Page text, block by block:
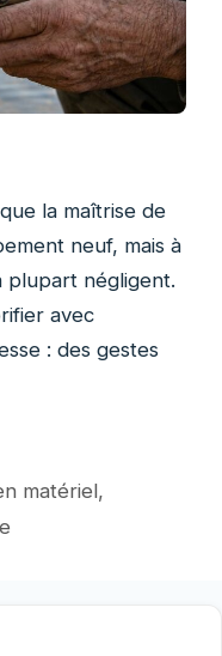
la maîtrise de
neuf, mais à
plupart négligent.
avec
: des gestes
matériel,